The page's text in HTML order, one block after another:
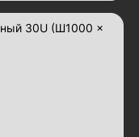
30U (Ш1000 ×